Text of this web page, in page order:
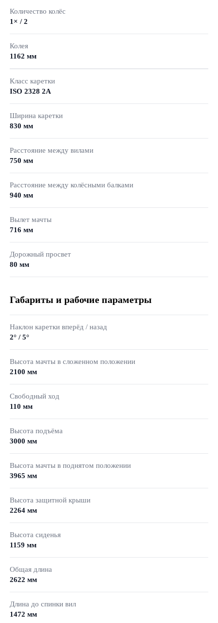
Количество колёс
1× / 2
Колея
1162 мм
Класс каретки
ISO 2328 2A
Ширина каретки
830 мм
Расстояние между вилами
750 мм
Расстояние между колёсными балками
940 мм
Вылет мачты
716 мм
Дорожный просвет
80 мм
Габариты и рабочие параметры
Наклон каретки вперёд / назад
2° / 5°
Высота мачты в сложенном положении
2100 мм
Свободный ход
110 мм
Высота подъёма
3000 мм
Высота мачты в поднятом положении
3965 мм
Высота защитной крыши
2264 мм
Высота сиденья
1159 мм
Общая длина
2622 мм
Длина до спинки вил
1472 мм